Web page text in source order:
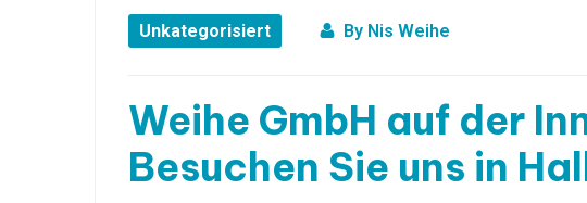
Unkategorisiert By Nis Weihe
Weihe GmbH auf der
Besuchen Sie uns in